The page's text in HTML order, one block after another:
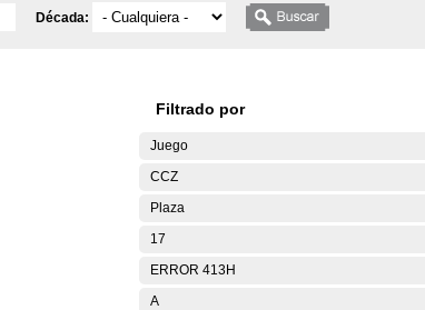
Década:
Filtrado por
Juego
CCZ
Plaza
17
ERROR 413H
A